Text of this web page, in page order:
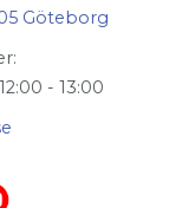
Göteborg
- 13:00